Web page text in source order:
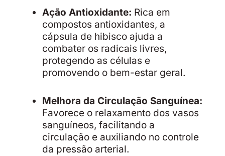
Ação Antioxidante: Rica em
compostos antioxidantes, a
cápsula de hibisco ajuda a
combater os radicais livres,
protegendo as células e
promovendo o bem-estar geral.
Melhora da Circulação Sanguínea:
Favorece o relaxamento dos vasos
sanguíneos, facilitando a
circulação e auxiliando no controle
da pressão arterial.